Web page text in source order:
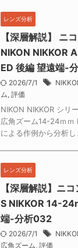
レンズ分析
【深層解説】 ニ
NIKON NIKKOR
ED 後編 望遠端-
2026/7/1
ム 評価
NIKON NIKKOR シリ
広角ズーム14-24ｍｍ
による作例から分析し
レンズ分析
【深層解説】ニ
S NIKKOR 14-
端-分析032
2026/7/1
広角ズーム 評価